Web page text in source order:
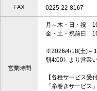
FAX 0225-22-8167
営業時間
月～木・日・祝
金・土・祝前日
※2026/4/18(土)～
朝4:00》より営業
【各種サービス受
「糸巻きサービス